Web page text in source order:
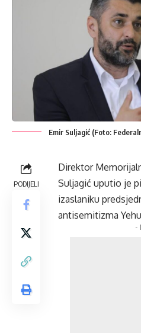
Emir Suljagić (Foto:
PODIJELI
Direktor
Suljagić uputio je
izaslaniku
antisemitizma
-